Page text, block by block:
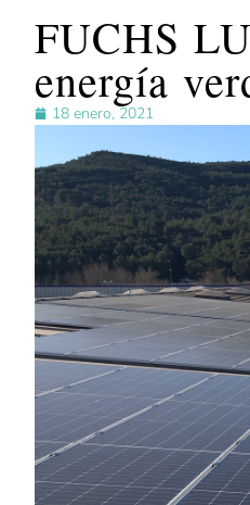
FUCHS
energía
18 enero, 2021